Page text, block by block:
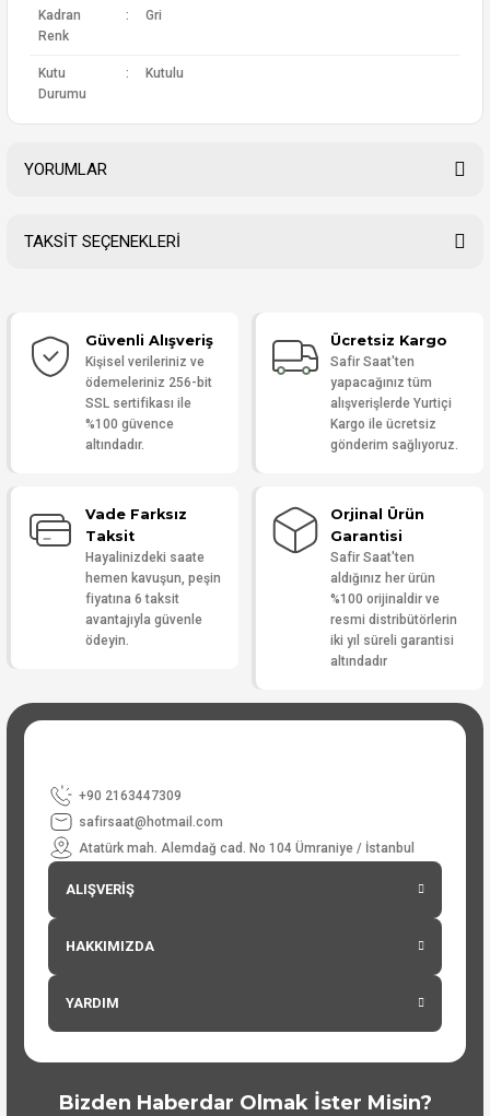
Kadran
Renk
: Gri
Kutu
Durumu
: Kutulu
YORUMLAR
Yorum Yaz
TAKSİT SEÇENEKLERİ
Güvenli Alışveriş
Kişisel verileriniz ve
ödemeleriniz 256-bit
SSL sertifikası ile
%100 güvence
altındadır.
Ücretsiz Kargo
Safir Saat'ten
yapacağınız tüm
alışverişlerde Yurtiçi
Kargo ile ücretsiz
gönderim sağlıyoruz.
Vade Farksız
Taksit
Hayalinizdeki saate
hemen kavuşun, peşin
fiyatına 6 taksit
avantajıyla güvenle
ödeyin.
Orjinal Ürün
Garantisi
Safir Saat'ten
aldığınız her ürün
%100 orijinaldir ve
resmi distribütörlerin
iki yıl süreli garantisi
altındadır
+90 2163447309
safirsaat@hotmail.com
Atatürk mah. Alemdağ cad. No 104 Ümraniye / İstanbul
ALIŞVERİŞ
HAKKIMIZDA
YARDIM
Bizden Haberdar Olmak İster Misin?